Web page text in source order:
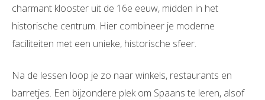
charmant klooster uit de 16e eeuw, midden in het
historische centrum. Hier combineer je moderne
faciliteiten met een unieke, historische sfeer.
Na de lessen loop je zo naar winkels, restaurants en
barretjes. Een bijzondere plek om Spaans te leren, alsof